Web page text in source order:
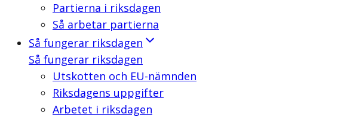
Partierna i riksdagen
Så arbetar partierna
Så fungerar riksdagen
Så fungerar riksdagen
Utskotten och EU-nämnden
Riksdagens uppgifter
Arbetet i riksdagen